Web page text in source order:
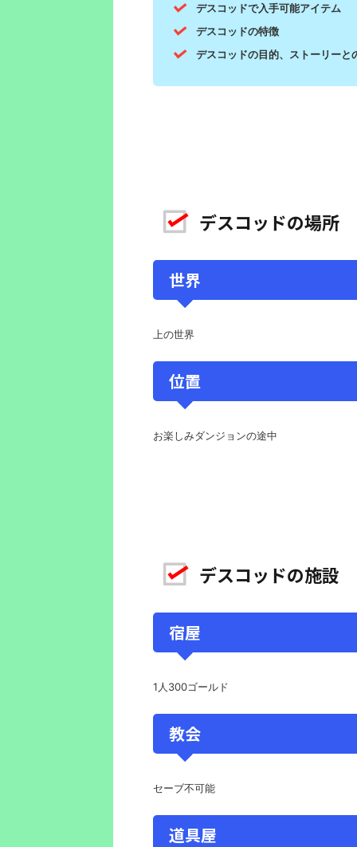
デスコッドで入手可能アイテム
デスコッドの特徴
デスコッドの目的、ストーリーと
デスコッドの場所
世界
上の世界
位置
お楽しみダンジョンの途中
デスコッドの施設
宿屋
1人300ゴールド
教会
セーブ不可能
道具屋